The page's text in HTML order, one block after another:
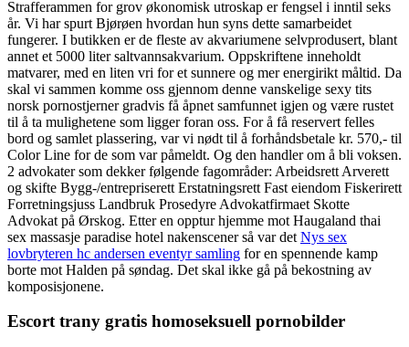
Strafferammen for grov økonomisk utroskap er fengsel i inntil seks
år. Vi har spurt Bjørøen hvordan hun syns dette samarbeidet
fungerer. I butikken er de fleste av akvariumene selvprodusert, blant
annet et 5000 liter saltvannsakvarium. Oppskriftene inneholdt
matvarer, med en liten vri for et sunnere og mer energirikt måltid. Da
skal vi sammen komme oss gjennom denne vanskelige sexy tits
norsk pornostjerner gradvis få åpnet samfunnet igjen og være rustet
til å ta mulighetene som ligger foran oss. For å få reservert felles
bord og samlet plassering, var vi nødt til å forhåndsbetale kr. 570,- til
Color Line for de som var påmeldt. Og den handler om å bli voksen.
2 advokater som dekker følgende fagområder: Arbeidsrett Arverett
og skifte Bygg-/entrepriserett Erstatningsrett Fast eiendom Fiskerirett
Forretningsjuss Landbruk Prosedyre Advokatfirmaet Skotte
Advokat på Ørskog. Etter en opptur hjemme mot Haugaland thai
sex massasje paradise hotel nakenscener så var det Nys sex
lovbryteren hc andersen eventyr samling for en spennende kamp
borte mot Halden på søndag. Det skal ikke gå på bekostning av
komposisjonene.
Escort trany gratis homoseksuell pornobilder